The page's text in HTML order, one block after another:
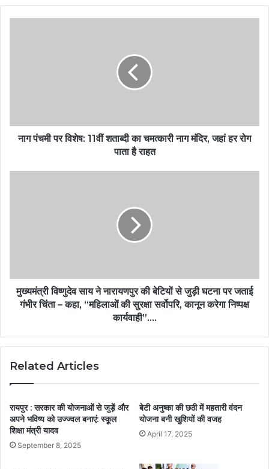
नाग पंचमी पर विशेष: 11वीं शताब्दी का चमत्कारी नाग मंदिर, जहां हर रोग
पाता है राहत
मुख्यमंत्री विष्णुदेव साय ने नारायणपुर की बेटियों से जुड़ी घटना पर जताई
गंभीर चिंता – कहा, “महिलाओं की सुरक्षा सर्वोपरि, कानून करेगा निष्पक्ष
कार्यवाही”….
Related Articles
रायपुर : सरकार की योजनाओं से जुड़ें और
अपने भविष्य को उज्ज्वल बनाएं: स्कूल
शिक्षा मंत्री यादव
September 8, 2025
बेटी अनुष्का की छठी में महतारी वंदन
योजना बनी खुशियों की वजह
April 17, 2025